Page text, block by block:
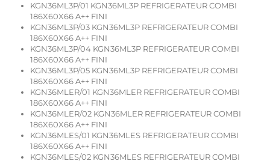
KGN36ML3P/01 KGN36ML3P REFRIGERATEUR COMBI
186X60X66 A++ FINI
KGN36ML3P/03 KGN36ML3P REFRIGERATEUR COMBI
186X60X66 A++ FINI
KGN36ML3P/04 KGN36ML3P REFRIGERATEUR COMBI
186X60X66 A++ FINI
KGN36ML3P/05 KGN36ML3P REFRIGERATEUR COMBI
186X60X66 A++ FINI
KGN36MLER/01 KGN36MLER REFRIGERATEUR COMBI
186X60X66 A++ FINI
KGN36MLER/02 KGN36MLER REFRIGERATEUR COMBI
186X60X66 A++ FINI
KGN36MLES/01 KGN36MLES REFRIGERATEUR COMBI
186X60X66 A++ FINI
KGN36MLES/02 KGN36MLES REFRIGERATEUR COMBI